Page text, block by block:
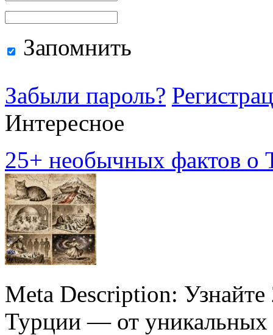
Запомнить
Забыли пароль?
Интересное
25+ необычных фактов о
Meta Description:
Турции — от уникальных